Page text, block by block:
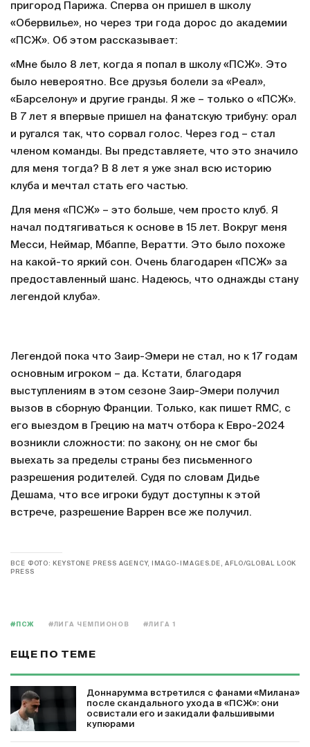
пригород Парижа. Сперва он пришел в школу
«Обервилье», но через три года дорос до академии
«ПСЖ». Об этом рассказывает:
«Мне было 8 лет, когда я попал в школу «ПСЖ». Это
было невероятно. Все друзья болели за «Реал»,
«Барселону» и другие гранды. Я же – только о «ПСЖ».
В 7 лет я впервые пришел на фанатскую трибуну: орал
и ругался так, что сорвал голос. Через год – стал
членом команды. Вы представляете, что это значило
для меня тогда? В 8 лет я уже знал всю историю
клуба и мечтал стать его частью.
Для меня «ПСЖ» – это больше, чем просто клуб. Я
начал подтягиваться к основе в 15 лет. Вокруг меня
Месси, Неймар, Мбаппе, Вератти. Это было похоже
на какой-то яркий сон. Очень благодарен «ПСЖ» за
предоставленный шанс. Надеюсь, что однажды стану
легендой клуба».
Легендой пока что Заир-Эмери не стал, но к 17 годам
основным игроком – да. Кстати, благодаря
выступлениям в этом сезоне Заир-Эмери получил
вызов в сборную Франции. Только, как пишет RMC, с
его выездом в Грецию на матч отбора к Евро-2024
возникли сложности: по закону, он не смог бы
выехать за пределы страны без письменного
разрешения родителей. Судя по словам Дидье
Дешама, что все игроки будут доступны к этой
встрече, разрешение Варрен все же получил.
ВСЕ ФОТО: KEYSTONE PRESS AGENCY, IMAGO-IMAGES.DE, AFLO/GLOBAL LOOK
PRESS
#ПСЖ #ЛИГА ЧЕМПИОНОВ #ЛИГА 1
ЕЩЕ ПО ТЕМЕ
Доннарумма встретился с фанами «Милана»
после скандального ухода в «ПСЖ»: они
освистали его и закидали фальшивыми
купюрами